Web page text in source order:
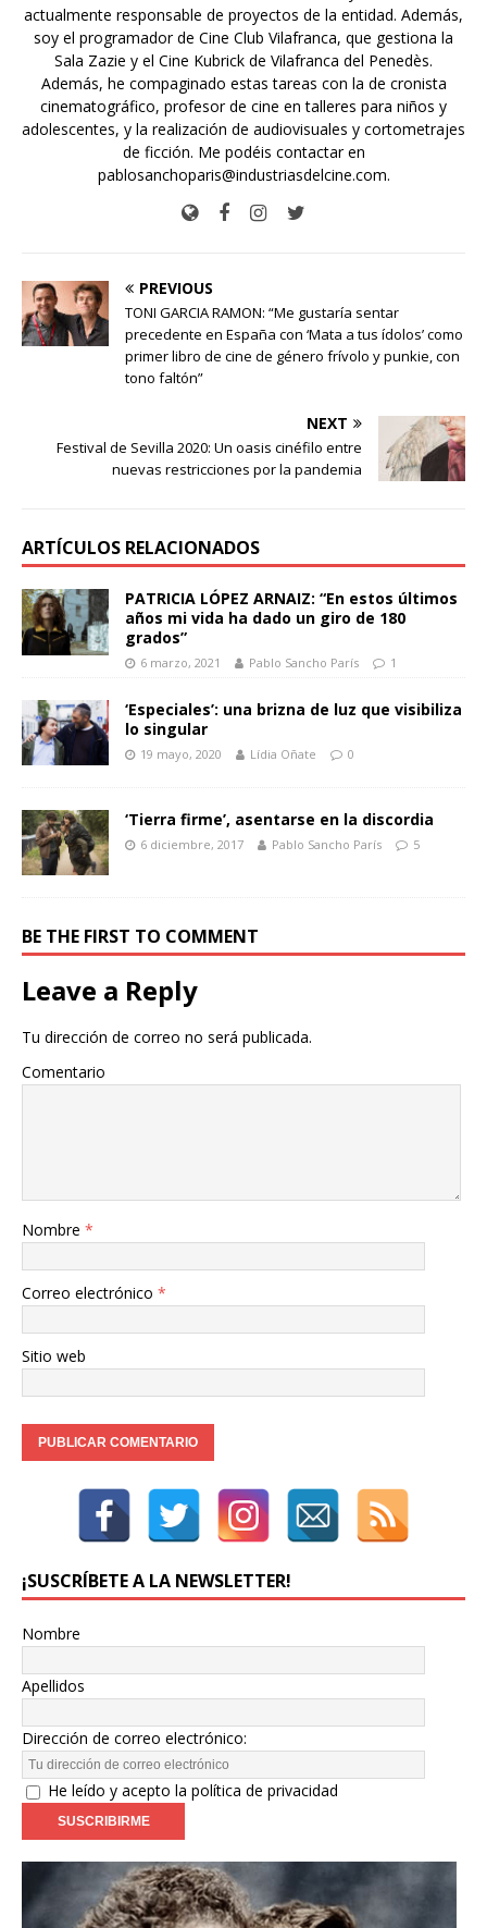
actualmente responsable de proyectos de la entidad. Además,
soy el programador de Cine Club Vilafranca, que gestiona la
Sala Zazie y el Cine Kubrick de Vilafranca del Penedès.
Además, he compaginado estas tareas con la de cronista
cinematográfico, profesor de cine en talleres para niños y
adolescentes, y la realización de audiovisuales y cortometrajes
de ficción. Me podéis contactar en
pablosanchoparis@industriasdelcine.com.
PREVIOUS
TONI GARCIA RAMON: “Me gustaría sentar
precedente en España con ‘Mata a tus ídolos’ como
primer libro de cine de género frívolo y punkie, con
tono faltón”
NEXT
Festival de Sevilla 2020: Un oasis cinéfilo entre
nuevas restricciones por la pandemia
ARTÍCULOS RELACIONADOS
PATRICIA LÓPEZ ARNAIZ: “En estos últimos
años mi vida ha dado un giro de 180
grados”
6 marzo, 2021 Pablo Sancho París 1
‘Especiales’: una brizna de luz que visibiliza
lo singular
19 mayo, 2020 Lídia Oñate 0
‘Tierra firme’, asentarse en la discordia
6 diciembre, 2017 Pablo Sancho París 5
BE THE FIRST TO COMMENT
Leave a Reply
Tu dirección de correo no será publicada.
Comentario
Nombre *
Correo electrónico *
Sitio web
¡SUSCRÍBETE A LA NEWSLETTER!
Nombre
Apellidos
Dirección de correo electrónico:
He leído y acepto la política de privacidad